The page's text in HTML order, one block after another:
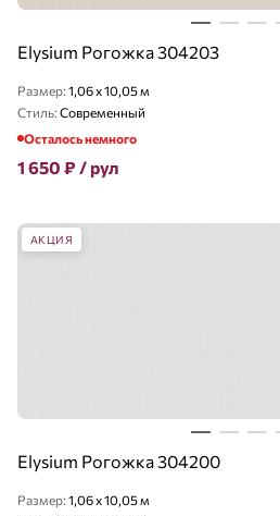
Elysium Рогожка 304203
Размер: 1,06 x 10,05 м
Стиль: Современный
Осталось немного
1 650 ₽ / рул
АКЦИЯ
Elysium Рогожка 304200
Размер: 1,06 x 10,05 м